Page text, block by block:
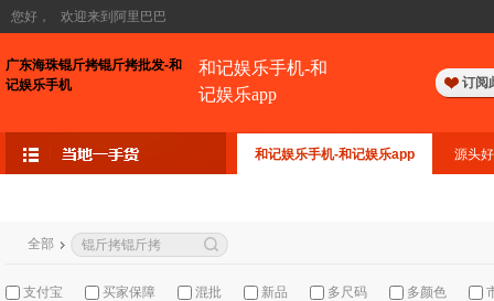
您好， 欢迎来到阿里巴巴
广东海珠锟斤拷锟斤拷批发-和
记娱乐手机
和记娱乐手机-和
记娱乐app
订阅
和记娱乐手机-和记娱乐app 源头
全部
支付宝 买家保障 混批 新品 多尺码 多颜色